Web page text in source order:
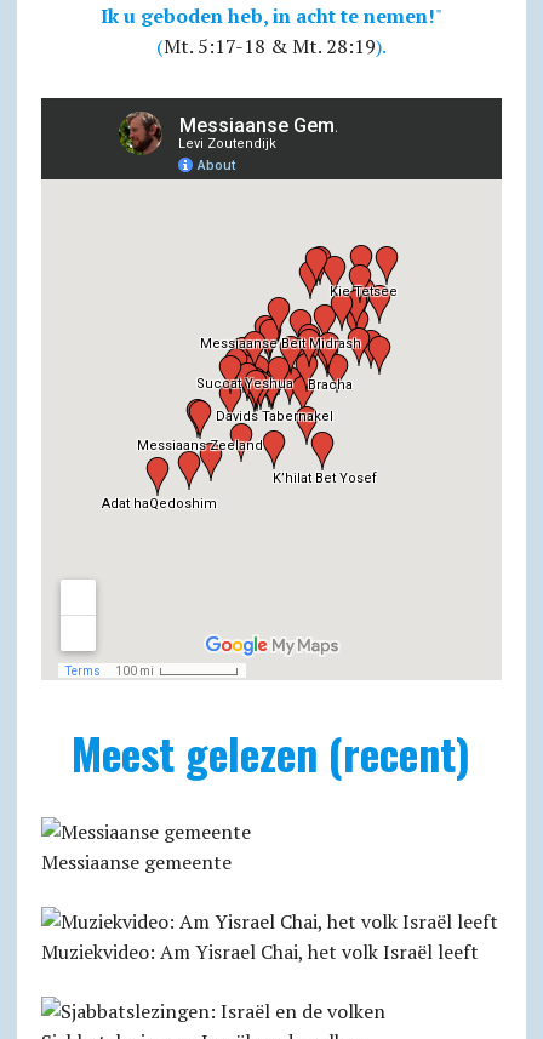
Ik u geboden heb, in acht te nemen!"
(Mt. 5:17-18 & Mt. 28:19).
Meest gelezen (recent)
Messiaanse gemeente
Muziekvideo: Am Yisrael Chai, het volk Israël leeft